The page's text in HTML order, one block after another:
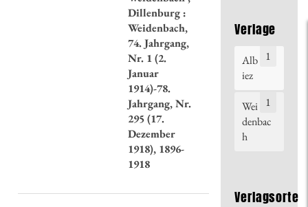
Verlage
1
Alb
iez
1
Wei
denbac
h
Verlagsorte
Dillenburg :
Weidenbach,
74. Jahrgang,
Nr. 1 (2.
Januar
1914)-78.
Jahrgang, Nr.
295 (17.
Dezember
1918), 1896-
1918